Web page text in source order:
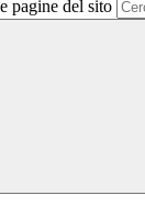
pagine del sito